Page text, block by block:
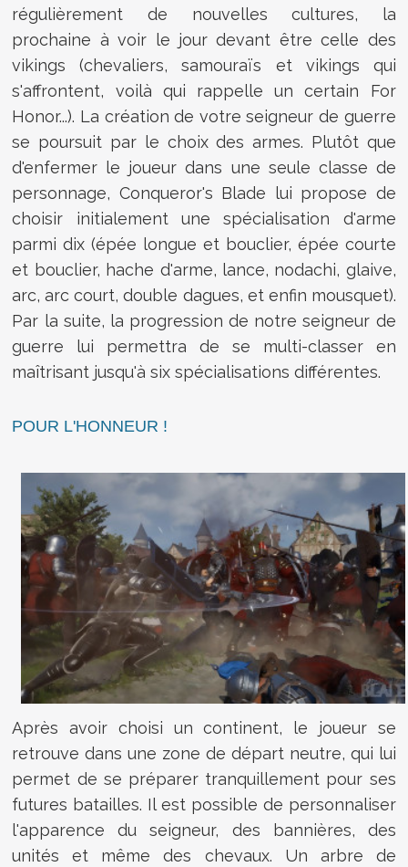
régulièrement de nouvelles cultures, la
prochaine à voir le jour devant être celle des
vikings (chevaliers, samouraïs et vikings qui
s'affrontent, voilà qui rappelle un certain For
Honor...). La création de votre seigneur de guerre
se poursuit par le choix des armes. Plutôt que
d'enfermer le joueur dans une seule classe de
personnage, Conqueror's Blade lui propose de
choisir initialement une spécialisation d'arme
parmi dix (épée longue et bouclier, épée courte
et bouclier, hache d'arme, lance, nodachi, glaive,
arc, arc court, double dagues, et enfin mousquet).
Par la suite, la progression de notre seigneur de
guerre lui permettra de se multi-classer en
maîtrisant jusqu'à six spécialisations différentes.
POUR L'HONNEUR !
Après avoir choisi un continent, le joueur se
retrouve dans une zone de départ neutre, qui lui
permet de se préparer tranquillement pour ses
futures batailles. Il est possible de personnaliser
l'apparence du seigneur, des bannières, des
unités et même des chevaux. Un arbre de